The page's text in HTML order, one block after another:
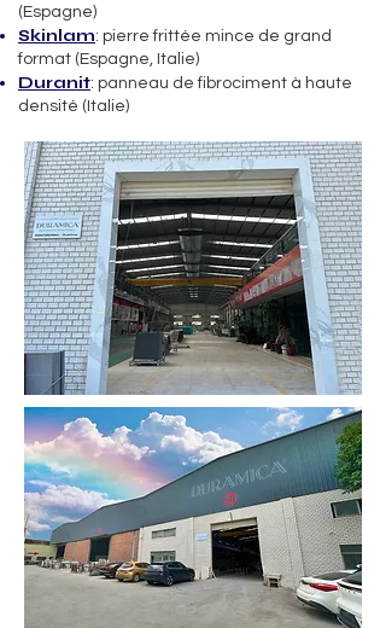
(Espagne)
Skinlam: pierre frittée mince de grand
format (Espagne, Italie)
Duranit: panneau de fibrociment à haute
densité (Italie)